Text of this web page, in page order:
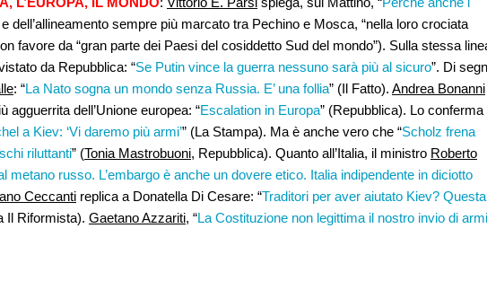
e dell’allineamento sempre più marcato tra Pechino e Mosca, “nella loro crociata
favore da “gran parte dei Paesi del cosiddetto Sud del mondo”). Sulla stessa
da Repubblica: “Se Putin vince la guerra nessuno sarà più al sicuro”. Di
: “La Nato sogna un mondo senza Russia. E’ una follia” (Il Fatto). Andrea Bonanni
dell’Unione europea: “Escalation in Europa” (Repubblica). Lo conferma
a Kiev: ‘Vi daremo più armi’” (La Stampa). Ma è anche vero che “Scholz frena
riluttanti” (Tonia Mastrobuoni, Repubblica). Quanto all’Italia, il ministro Roberto
metano russo. L’embargo è anche un dovere etico. Italia indipendente in diciotto
Ceccanti replica a Donatella Di Cesare: “Traditori per aver aiutato Kiev? Questa
Il Riformista). Gaetano Azzariti, “La Costituzione non legittima il nostro invio di armi